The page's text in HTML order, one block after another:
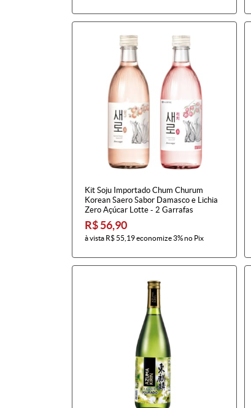
Kit Soju Importado Chum Churum
Korean Saero Sabor Damasco e Lichia
Zero Açúcar Lotte - 2 Garrafas
R$ 56,90
à vista R$ 55,19economize3%no Pix